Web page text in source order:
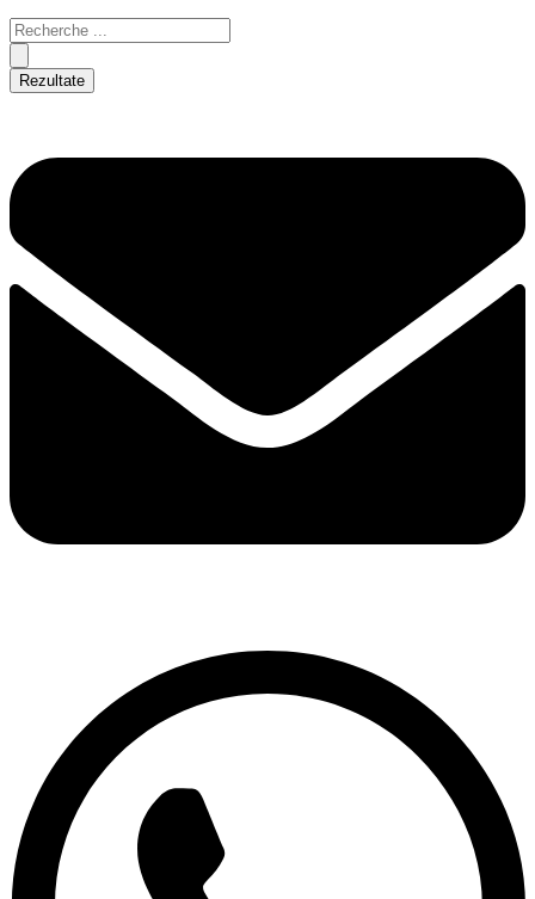
Rezultate